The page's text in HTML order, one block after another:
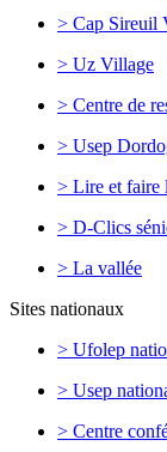
> Cap Sireuil
> Uz Village
> Centre de
> Usep
> Lire et faire
> D-Clics
> La vallée
Sites nationaux
> Ufolep
> Usep
> Centre